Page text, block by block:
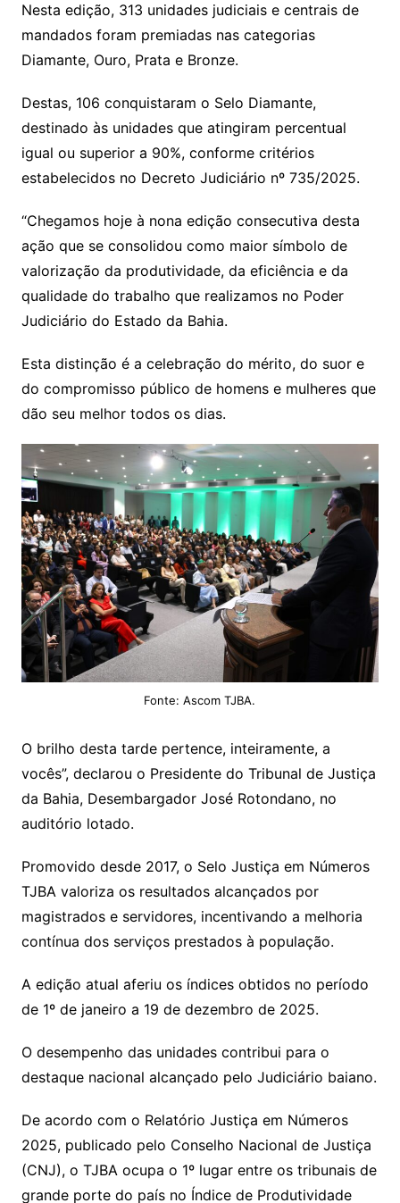
Nesta edição, 313 unidades judiciais e centrais de
mandados foram premiadas nas categorias
Diamante, Ouro, Prata e Bronze.
Destas, 106 conquistaram o Selo Diamante,
destinado às unidades que atingiram percentual
igual ou superior a 90%, conforme critérios
estabelecidos no Decreto Judiciário nº 735/2025.
“Chegamos hoje à nona edição consecutiva desta
ação que se consolidou como maior símbolo de
valorização da produtividade, da eficiência e da
qualidade do trabalho que realizamos no Poder
Judiciário do Estado da Bahia.
Esta distinção é a celebração do mérito, do suor e
do compromisso público de homens e mulheres que
dão seu melhor todos os dias.
Fonte: Ascom TJBA.
O brilho desta tarde pertence, inteiramente, a
vocês”, declarou o Presidente do Tribunal de Justiça
da Bahia, Desembargador José Rotondano, no
auditório lotado.
Promovido desde 2017, o Selo Justiça em Números
TJBA valoriza os resultados alcançados por
magistrados e servidores, incentivando a melhoria
contínua dos serviços prestados à população.
A edição atual aferiu os índices obtidos no período
de 1º de janeiro a 19 de dezembro de 2025.
O desempenho das unidades contribui para o
destaque nacional alcançado pelo Judiciário baiano.
De acordo com o Relatório Justiça em Números
2025, publicado pelo Conselho Nacional de Justiça
(CNJ), o TJBA ocupa o 1º lugar entre os tribunais de
grande porte do país no Índice de Produtividade